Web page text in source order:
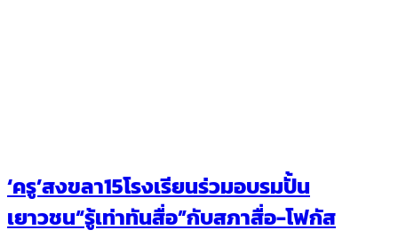
‘ครู’สงขลา15โรงเรียนร่วมอบรมปั้น
เยาวชน“รู้เท่าทันสื่อ”กับสภาสื่อ-โฟกัส